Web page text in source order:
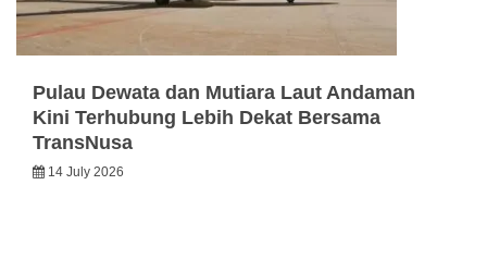
Pulau Dewata dan Mutiara Laut Andaman
Kini Terhubung Lebih Dekat Bersama
TransNusa
14 July 2026